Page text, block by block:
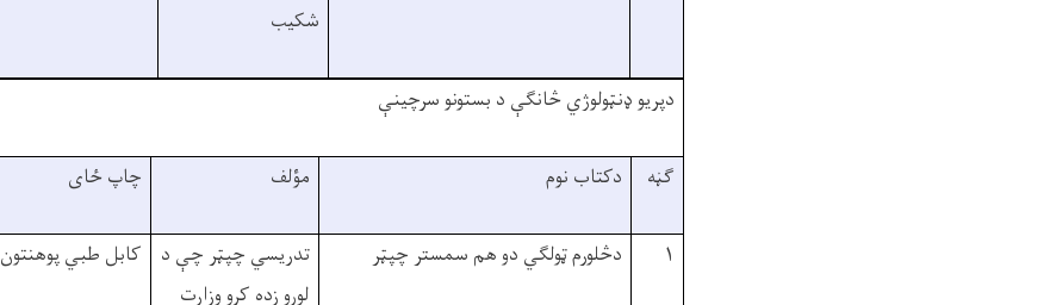
شکيب
دپريو ډنټولوژي څانګې د بستونو سرچينې
ګڼه دکتاب نوم مؤلف چاپ ځای
۱ دڅلورم ټولګي دو هم سمستر چپټر
تدريسي چپټر چې د
لوړو زده کړو وزارت
کابل طبي پوهنتون